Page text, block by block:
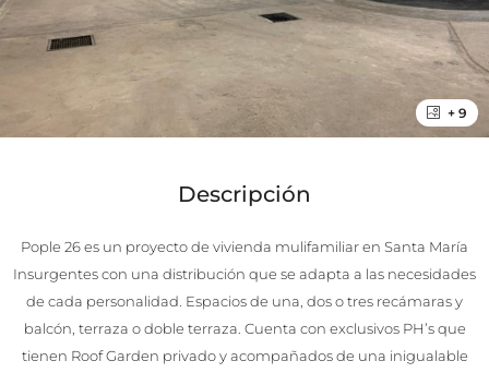
+ 9
Descripción
Pople 26 es un proyecto de vivienda mulifamiliar en Santa María
Insurgentes con una distribución que se adapta a las necesidades
de cada personalidad. Espacios de una, dos o tres recámaras y
balcón, terraza o doble terraza. Cuenta con exclusivos PH’s que
tienen Roof Garden privado y acompañados de una inigualable